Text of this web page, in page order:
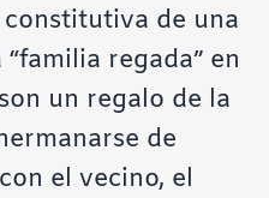
de una
regada” en
un regalo de la
de
el vecino, el